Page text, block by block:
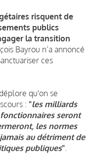
risquent de
publics
la transition
Bayrou n’a annoncé
ces
qu'on se
: "les milliards
seront
les normes
au détriment de
publiques"